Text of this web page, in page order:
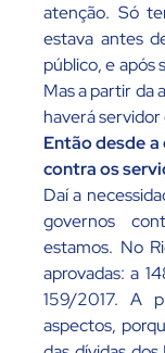
atenção. Só
estava antes
público, e após
Mas a partir da
haverá
Então desde
contra os
Daí a
governos
estamos. No
aprovadas: a
159/2017. A
aspectos,